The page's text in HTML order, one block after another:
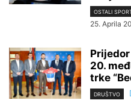
OSTALI
25. Aprila
20.
trke
DRUŠTVO